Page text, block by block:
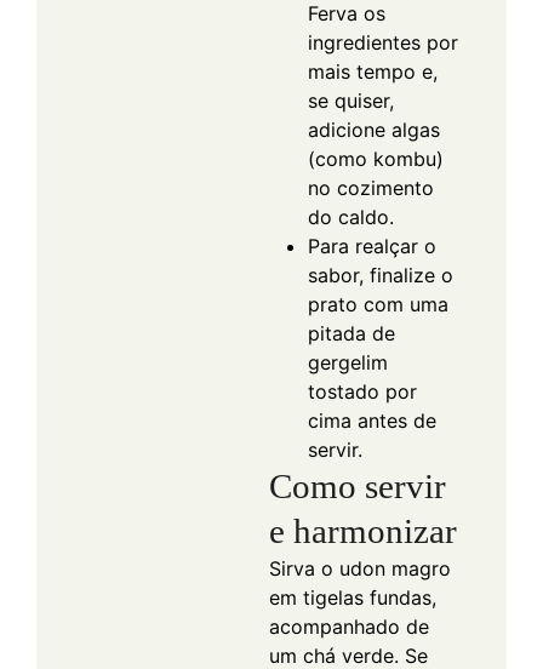
Ferva os
ingredientes por
mais tempo e,
se quiser,
adicione algas
(como kombu)
no cozimento
do caldo.
Para realçar o
sabor, finalize o
prato com uma
pitada de
gergelim
tostado por
cima antes de
servir.
Como servir
e harmonizar
Sirva o udon magro
em tigelas fundas,
acompanhado de
um chá verde. Se